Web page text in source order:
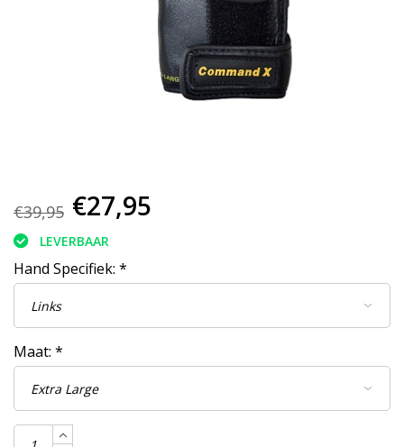
€39,95 €27,95
LEVERBAAR
Hand Specifiek: *
Maat: *